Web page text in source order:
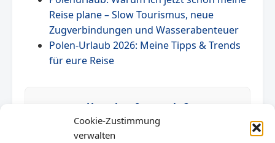
Cookie-Zustimmung
verwalten
Reise plane – Slow Tourismus, neue
Zugverbindungen und Wasserabenteuer
Polen-Urlaub 2026: Meine Tipps & Trends
für eure Reise
Unterkunft gesucht?
Finden Sie die besten Ferienhäuser.